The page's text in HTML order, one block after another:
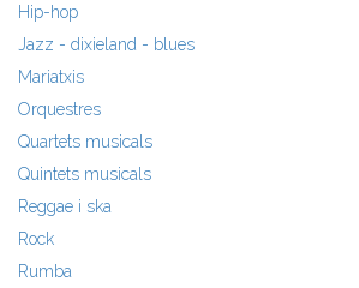
Hip-hop
Jazz - dixieland - blues
Mariatxis
Orquestres
Quartets musicals
Quintets musicals
Reggae i ska
Rock
Rumba